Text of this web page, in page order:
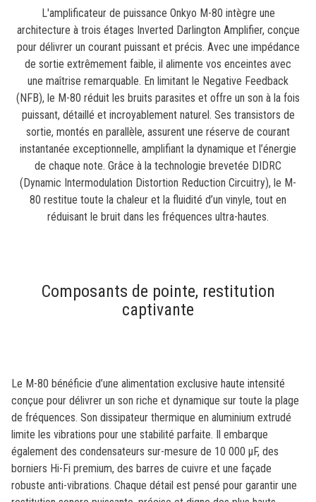
L'amplificateur de puissance Onkyo M-80 intègre une
architecture à trois étages Inverted Darlington Amplifier, conçue
pour délivrer un courant puissant et précis. Avec une impédance
de sortie extrêmement faible, il alimente vos enceintes avec
une maîtrise remarquable. En limitant le Negative Feedback
(NFB), le M-80 réduit les bruits parasites et offre un son à la fois
puissant, détaillé et incroyablement naturel. Ses transistors de
sortie, montés en parallèle, assurent une réserve de courant
instantanée exceptionnelle, amplifiant la dynamique et l’énergie
de chaque note. Grâce à la technologie brevetée DIDRC
(Dynamic Intermodulation Distortion Reduction Circuitry), le M-
80 restitue toute la chaleur et la fluidité d’un vinyle, tout en
réduisant le bruit dans les fréquences ultra-hautes.
Composants de pointe, restitution
captivante
Le M-80 bénéficie d’une alimentation exclusive haute intensité
conçue pour délivrer un son riche et dynamique sur toute la plage
de fréquences. Son dissipateur thermique en aluminium extrudé
limite les vibrations pour une stabilité parfaite. Il embarque
également des condensateurs sur-mesure de 10 000 μF, des
borniers Hi-Fi premium, des barres de cuivre et une façade
robuste anti-vibrations. Chaque détail est pensé pour garantir une